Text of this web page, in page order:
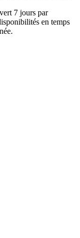
7 jours par
en temps